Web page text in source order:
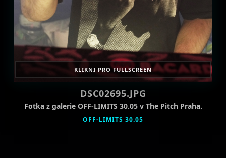
KLIKNI PRO FULLSCREEN
DSC02695.JPG
Fotka z galerie OFF-LIMITS 30.05 v The Pitch Praha.
OFF-LIMITS 30.05